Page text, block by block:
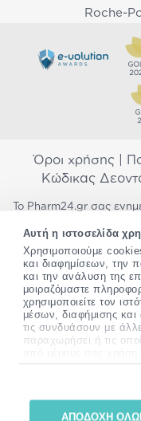
Αυτή η ιστοσελίδα
Χρησιμοποιούμε
και διαφημίσεων, την
και την ανάλυση της
μοιραζόμαστε
χρησιμοποιείτε τον
μέσων, διαφήμισης
τις συνδυάσουν με
παραχωρήσει ή τις
να δείτεεδώ.
ΑΠΟΔΟΧΗ
Roche-
Όροι χρήσης
Κώδικας
Το Pharm24.gr σας
προορίζονται για την
νόσου.
θηλάζετε,
αντιμετωπίζετε
οποιοδήποτε
σας παρέχουμε
που έχετε κάποια